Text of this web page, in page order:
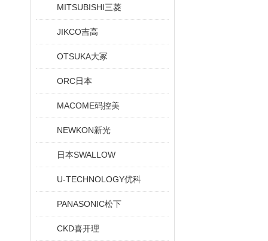
MITSUBISHI三菱
JIKCO吉高
OTSUKA大冢
ORC日本
MACOME码控美
NEWKON新光
日本SWALLOW
U-TECHNOLOGY优科
PANASONIC松下
CKD喜开理